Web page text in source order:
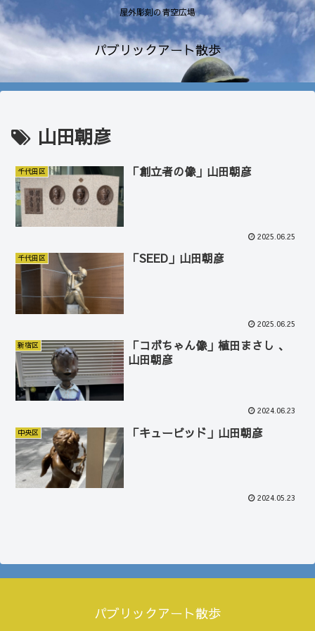
屋外彫刻の青空広場
パブリックアート散歩
山田朝彦
千代田区 「創立者の像」山田朝彦
2025.06.25
千代田区 「SEED」山田朝彦
2025.06.25
新宿区
「コボちゃん像」植田まさし 、
山田朝彦
2024.06.23
中央区 「キューピッド」山田朝彦
2024.05.23
パブリックアート散歩